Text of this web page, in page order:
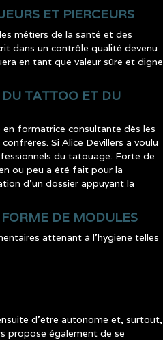
ET PIERCEURS
métiers de la santé et des
dans un contrôle qualité devenu
en tant que valeur sûre et digne
DU TATTOO ET DU
formatrice consultante dès les
Si Alice Devillers a voulu
du tatouage. Forte de
ou peu a été fait pour la
d’un dossier appuyant la
DE MODULES
attenant à l’hygiène telles
d’être autonome et, surtout,
propose également de se